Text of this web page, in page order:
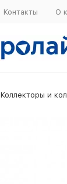
Контакты О
Коллекторы и